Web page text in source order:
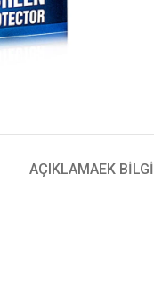
AÇIKLAMAEK BILGI